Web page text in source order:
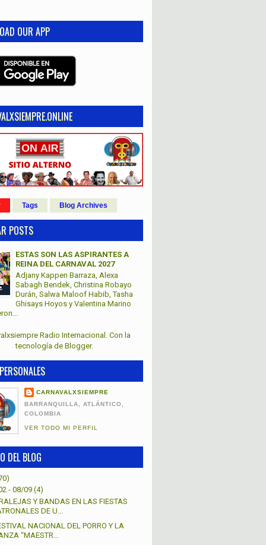
OUR APP
Tags Blog Archives
POSTS
ESTAS SON LAS ASPIRANTES A
REINA DEL CARNAVAL 2027
Adjany Kappen Barraza, Alexa
Sabagh Bendek, Christina Robayo
Durán, Salwa Maloof Habib, Tasha
Ghisays Hoyos y Valentina Marino
Radio Internacional. Con la
tecnología de Blogger.
CARNAVALXSIEMPRE
BARRANQUILLA, ATLÁNTICO,
COLOMBIA
VER TODO MI PERFIL
DEL BLOG
- 08/09 (4)
Y BANDAS EN LAS FIESTAS
DE U...
NACIONAL DEL PORRO Y LA
“MAESTR...